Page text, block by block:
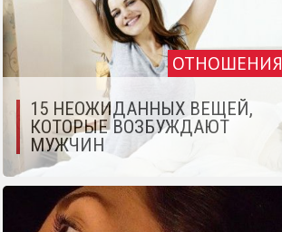
ОТНОШЕНИЯ
15 НЕОЖИДАННЫХ ВЕЩЕЙ,
КОТОРЫЕ ВОЗБУЖДАЮТ
МУЖЧИН